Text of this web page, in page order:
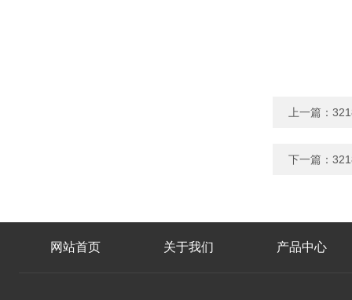
上一篇：
下一篇：
网站首页 关于我们 产品中心